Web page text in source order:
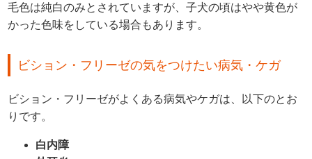
毛色は純白のみとされていますが、子犬の頃はやや黄色が
かった色味をしている場合もあります。
ビション・フリーゼの気をつけたい病気・ケガ
ビション・フリーゼがよくある病気やケガは、以下のとお
りです。
白内障